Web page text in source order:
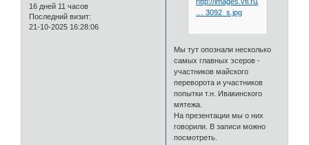
16 дней 11 часов
Последний визит:
21-10-2025 16:28:06
… 3092_s.jpg
Мы тут опознали несколько
самых главных эсеров -
участников майского
переворота и участников
попытки т.н. Ивакинского
мятежа.
На презентации мы о них
говорили. В записи можно
посмотреть.